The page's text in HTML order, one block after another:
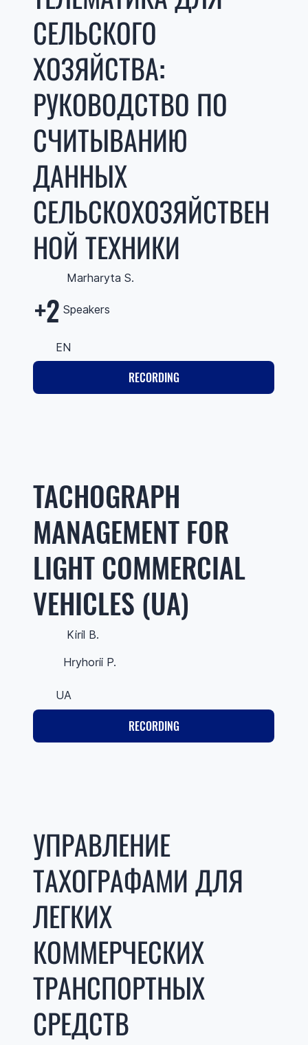
СЕЛЬСКОГО
ХОЗЯЙСТВА:
РУКОВОДСТВО ПО
СЧИТЫВАНИЮ
ДАННЫХ
СЕЛЬСКОХОЗЯЙСТВЕН
НОЙ ТЕХНИКИ
Marharyta S.
+2 Speakers
EN
RECORDING
TACHOGRAPH
MANAGEMENT FOR
LIGHT COMMERCIAL
VEHICLES (UA)
Kiril B.
Hryhorii P.
UA
RECORDING
УПРАВЛЕНИЕ
ТАХОГРАФАМИ ДЛЯ
ЛЕГКИХ
КОММЕРЧЕСКИХ
ТРАНСПОРТНЫХ
СРЕДСТВ